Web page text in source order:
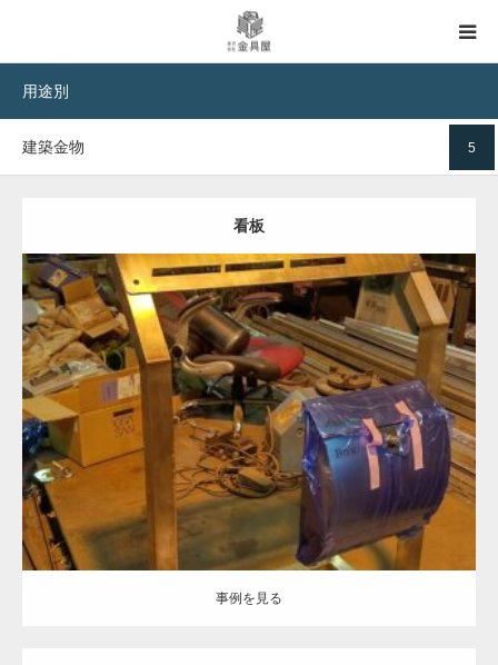
用途別
5
建築金物
看板
Category:ステンレス-HL 建築金物 フレーム加工 板金加工 溶接加工
ヘアーライン処理
事例を見る
事例を見る
事例集TOP
用途別
加工別
処理別